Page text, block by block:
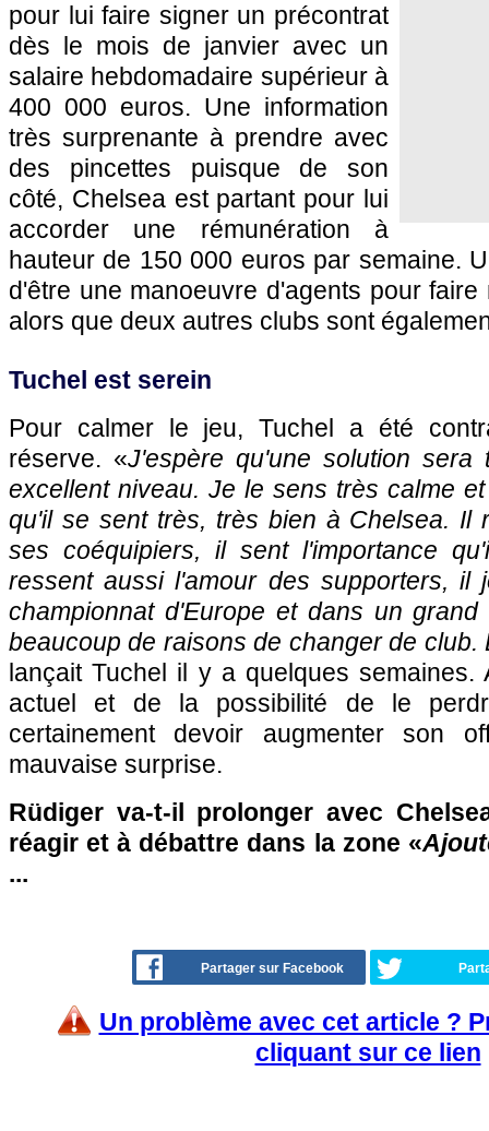
pour lui faire signer un précontrat
dès le mois de janvier avec un
salaire hebdomadaire supérieur à
400 000 euros. Une information
très surprenante à prendre avec
des pincettes puisque de son
côté, Chelsea est partant pour lui
accorder une rémunération à
hauteur de 150 000 euros par semaine.
d'être une manoeuvre d'agents pour
alors que deux autres clubs sont
Tuchel est serein
Pour calmer le jeu, Tuchel a été
réserve. «J'espère qu'une solution
excellent niveau. Je le sens très calme
qu'il se sent très, très bien à Chelsea. Il
ses coéquipiers, il sent l'importance
ressent aussi l'amour des supporters, il
championnat d'Europe et dans un
beaucoup de raisons de changer de club.
lançait Tuchel il y a quelques
actuel et de la possibilité de le
certainement devoir augmenter son
mauvaise surprise.
Rüdiger va-t-il prolonger avec
réagir et à débattre dans la zone «
...
Partager sur Facebook
Un problème avec cet article ?
cliquant sur ce lien